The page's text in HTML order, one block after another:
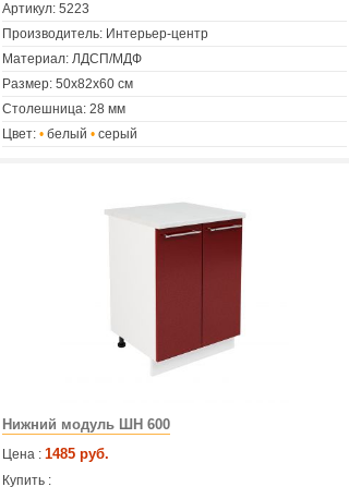
Артикул: 5223
Производитель: Интерьер-центр
Материал: ЛДСП/МДФ
Размер: 50х82х60 см
Столешница: 28 мм
Цвет: • белый • серый
Нижний модуль ШН 600
Цена : 1485 руб.
Купить :